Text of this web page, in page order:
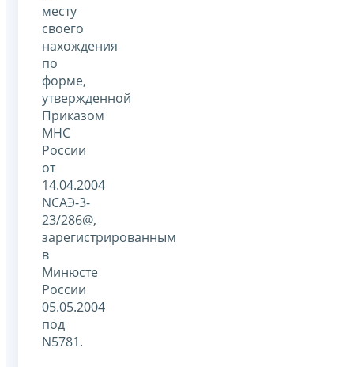
месту
своего
нахождения
по
форме,
утвержденной
Приказом
МНС
России
от
14.04.2004
NСАЭ-3-
23/286@,
зарегистрированным
в
Минюсте
России
05.05.2004
под
N5781.